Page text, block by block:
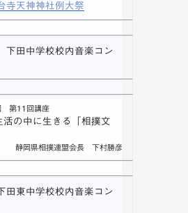
寺天神神社例大祭
田中学校校内音楽コン
第11回講座
活の中に生きる「相撲文
静岡県相撲連盟会長 下村勝彦
田東中学校校内音楽コン